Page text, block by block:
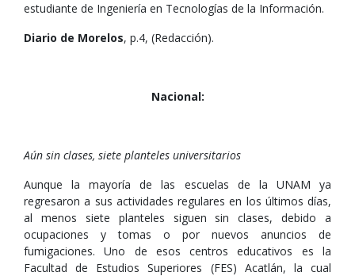
estudiante de Ingeniería en Tecnologías de la Información.
Diario de Morelos, p.4, (Redacción).
Nacional:
Aún sin clases, siete planteles universitarios
Aunque la mayoría de las escuelas de la UNAM ya
regresaron a sus actividades regulares en los últimos días,
al menos siete planteles siguen sin clases, debido a
ocupaciones y tomas o por nuevos anuncios de
fumigaciones. Uno de esos centros educativos es la
Facultad de Estudios Superiores (FES) Acatlán, la cual